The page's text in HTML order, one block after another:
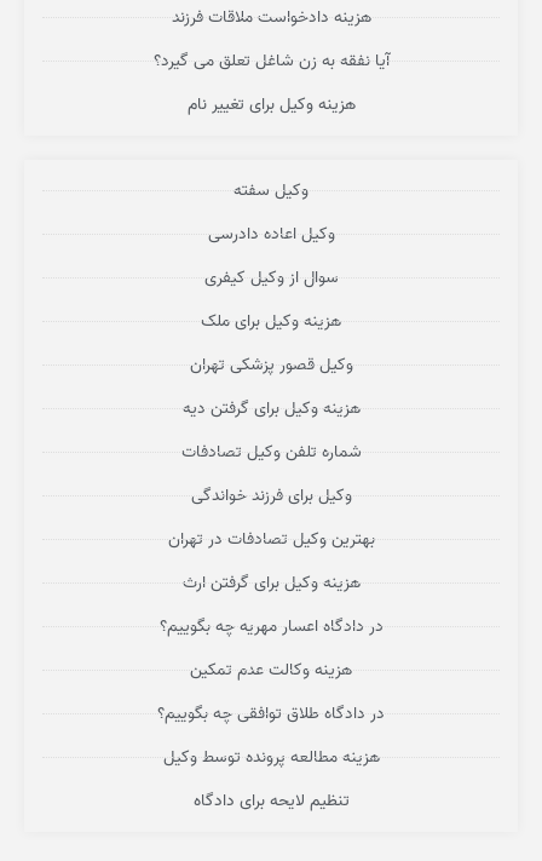
هزینه دادخواست ملاقات فرزند
آیا نفقه به زن شاغل تعلق می گیرد؟
هزینه وکیل برای تغییر نام
وکیل سفته
وکیل اعاده دادرسی
سوال از وکیل کیفری
هزینه وکیل برای ملک
وکیل قصور پزشکی تهران
هزینه وکیل برای گرفتن دیه
شماره تلفن وکیل تصادفات
وکیل برای فرزند خواندگی
بهترین وکیل تصادفات در تهران
هزینه وکیل برای گرفتن ارث
در دادگاه اعسار مهریه چه بگوییم؟
هزینه وکالت عدم تمکین
در دادگاه طلاق توافقی چه بگوییم؟
هزینه مطالعه پرونده توسط وکیل
تنظیم لایحه برای دادگاه